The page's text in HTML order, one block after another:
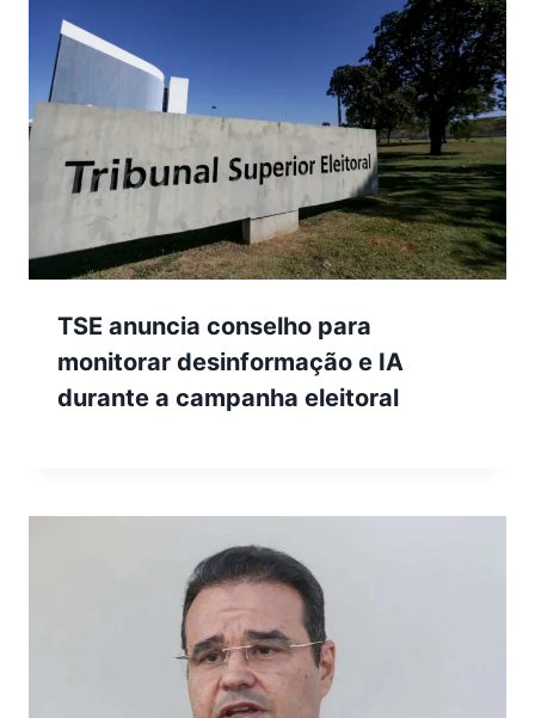
TSE anuncia conselho para
monitorar desinformação e IA
durante a campanha eleitoral